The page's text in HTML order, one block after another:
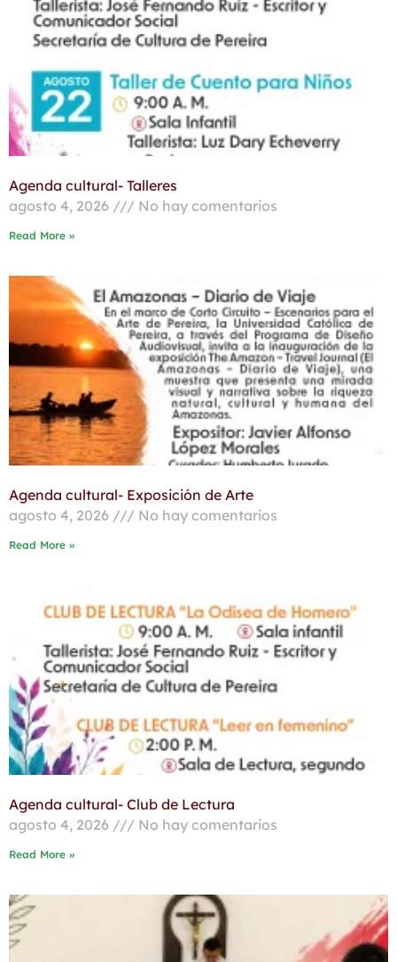
Agenda cultural- Talleres
agosto 4, 2026
No hay comentarios
Read More »
Agenda cultural- Exposición de Arte
agosto 4, 2026
No hay comentarios
Read More »
Agenda cultural- Club de Lectura
agosto 4, 2026
No hay comentarios
Read More »